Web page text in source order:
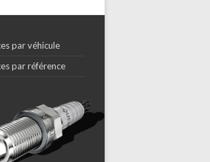
par véhicule
par référence